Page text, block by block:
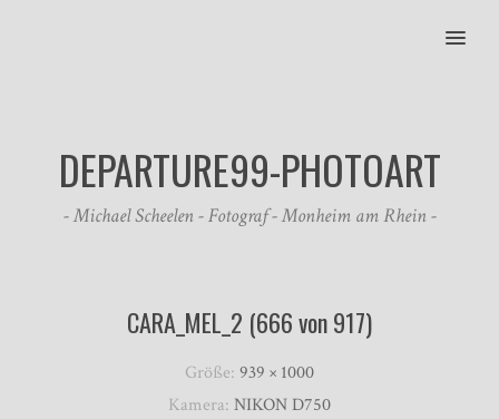
MENU
DEPARTURE99-PHOTOART
- Michael Scheelen - Fotograf - Monheim am Rhein -
CARA_MEL_2 (666 von 917)
Größe: 939 × 1000
Kamera: NIKON D750